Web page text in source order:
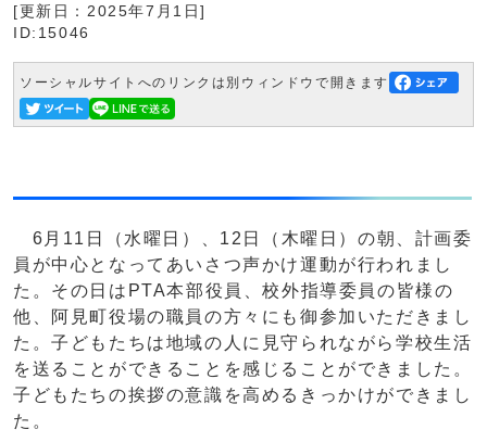
[更新日：2025年7月1日]
ID:15046
ソーシャルサイトへのリンクは別ウィンドウで開きます
6月11日（水曜日）、12日（木曜日）の朝、計画委
員が中心となってあいさつ声かけ運動が行われまし
た。その日はPTA本部役員、校外指導委員の皆様の
他、阿見町役場の職員の方々にも御参加いただきまし
た。子どもたちは地域の人に見守られながら学校生活
を送ることができることを感じることができました。
子どもたちの挨拶の意識を高めるきっかけができまし
た。